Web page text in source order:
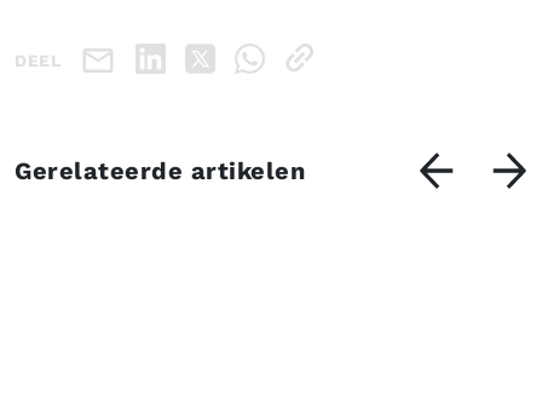
DEEL
Gerelateerde artikelen